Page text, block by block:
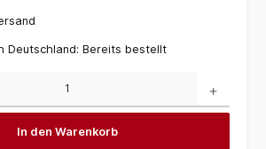
Deutschland: Bereits bestellt
In den Warenkorb